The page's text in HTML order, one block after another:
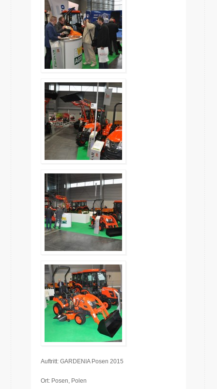
Auftritt: GARDENIA Posen 2015
Ort: Posen, Polen